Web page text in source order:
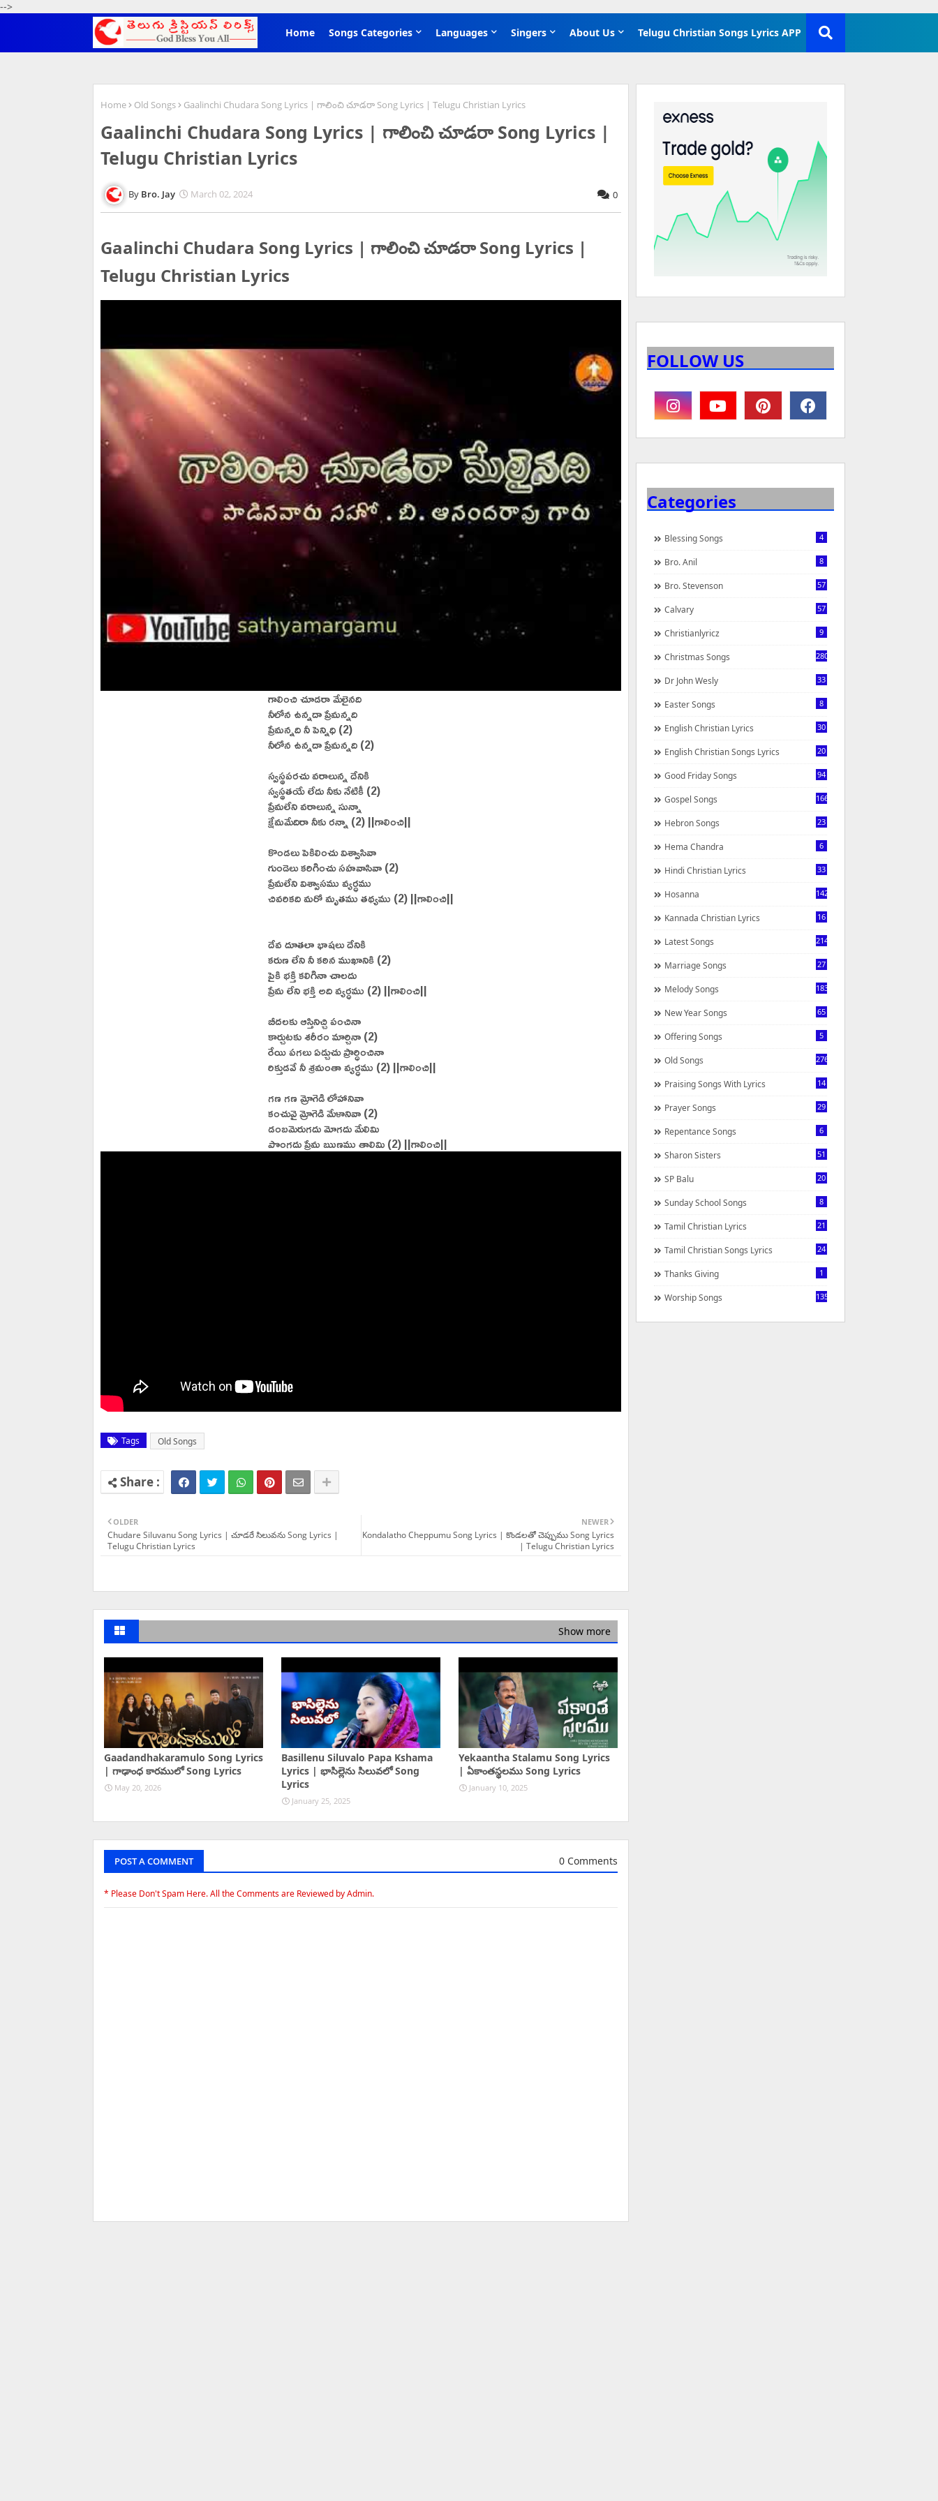
-->
Home
Songs Categories Languages Singers About Us Telugu Christian Songs Lyrics APP
Home Old Songs Gaalinchi Chudara Song Lyrics | గాలించి చూడరా Song Lyrics | Telugu Christian Lyrics
Gaalinchi Chudara Song Lyrics | గాలించి చూడరా Song Lyrics |
Telugu Christian Lyrics
Bro. Jay March 02, 2024 0
Gaalinchi Chudara Song Lyrics | గాలించి చూడరా Song Lyrics |
Telugu Christian Lyrics
గాలించి చూడరా మేలైనది
నీలోన ఉన్నదా ప్రేమన్నది
ప్రేమన్నది నీ పెన్నిధి (2)
నీలోన ఉన్నదా ప్రేమన్నది (2)
స్వస్థపరచు వరాలున్న దేనికి
స్వస్థతయే లేదు నీకు నేటికీ (2)
ప్రేమలేని వరాలున్న సున్నా
క్షేమమేదిరా నీకు రన్నా (2) ||గాలించి||
కొండలు పెకిలించు విశ్వాసివా
గుండెలు కరిగించు సహవాసివా (2)
ప్రేమలేని విశ్వాసము వ్యర్ధము
చివరికది మరో మృతము తథ్యము (2) ||గాలించి||
దేవ దూతలా భాషలు దేనికి
కరుణ లేని నీ కఠిన ముఖానికి (2)
పైకి భక్తి కలిగినా చాలదు
ప్రేమ లేని భక్తి అది వ్యర్ధము (2) ||గాలించి||
బీదలకు ఆస్తినిచ్చి పంచినా
కార్చుటకు శరీరం మార్చినా (2)
రేయి పగలు ఏడ్చుచు ప్రార్ధించినా
రిక్తుడవే నీ శ్రమంతా వ్యర్ధము (2) ||గాలించి||
గణ గణ మ్రోగెడి లోహానివా
కంచువై మ్రోగెడి మేళానివా (2)
డంబమెరుగదు మోగదు మేలిమి
పొంగదు ప్రేమ ఋణము తాలిమి (2) ||గాలించి||
Tags Old Songs
NEWER
Kondalatho Cheppumu Song Lyrics | కొండలతో చెప్పుము Song Lyrics
| Telugu Christian Lyrics
OLDER
Chudare Siluvanu Song Lyrics | చూడరే సిలువను Song Lyrics |
Telugu Christian Lyrics
Show more
Gaadandhakaramulo Song Lyrics
| గాఢాంధ కారములో Song Lyrics
May 20, 2026
Basillenu Siluvalo Papa Kshama
Lyrics | భాసిల్లెను సిలువలో Song
Lyrics
January 25, 2025
Yekaantha Stalamu Song Lyrics
| ఏకాంతస్థలము Song Lyrics
January 10, 2025
POST A COMMENT 0 Comments
* Please Don't Spam Here. All the Comments are Reviewed by Admin.
FOLLOW US
Categories
Blessing Songs 4
Bro. Anil 8
Bro. Stevenson 57
Calvary 57
Christianlyricz 9
Christmas Songs 280
Dr John Wesly 33
Easter Songs 8
English Christian Lyrics 30
English Christian Songs Lyrics 20
Good Friday Songs 94
Gospel Songs 166
Hebron Songs 23
Hema Chandra 6
Hindi Christian Lyrics 33
Hosanna 142
Kannada Christian Lyrics 16
Latest Songs 214
Marriage Songs 27
Melody Songs 183
New Year Songs 65
Offering Songs 5
Old Songs 276
Praising Songs With Lyrics 14
Prayer Songs 29
Repentance Songs 6
Sharon Sisters 51
SP Balu 20
Sunday School Songs 8
Tamil Christian Lyrics 21
Tamil Christian Songs Lyrics 24
Thanks Giving 1
Worship Songs 1350